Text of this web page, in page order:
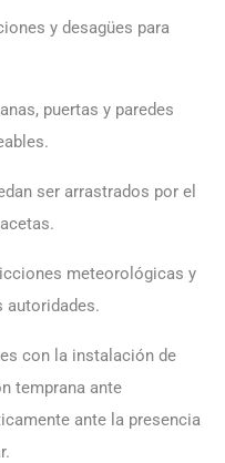
y desagües para
puertas y paredes
ser arrastrados por el
meteorológicas y
autoridades.
con la instalación de
temprana ante
ante la presencia